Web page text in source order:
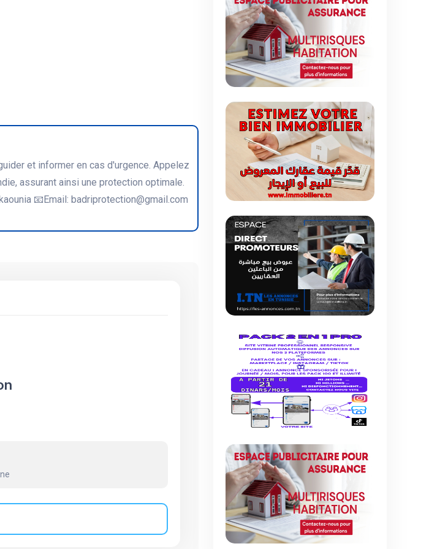
et informer en cas d'urgence. Appelez
assurant ainsi une protection optimale.
📧Email: badriprotection@gmail.com